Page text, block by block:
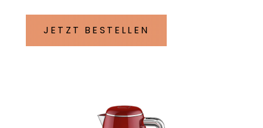
JETZT BESTELLEN